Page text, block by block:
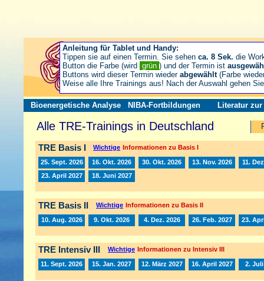
Bioenergetische Analyse NIBA-Fortbildungen Literatur zur
Alle TRE-Trainings in Deutschland
TRE Basis I Wichtige Informationen zu Basis I
25. Sept. 2026 16. Okt. 2026 30. Okt. 2026 13. Nov. 2026
11.
23. April 2027
18. Juni 2027
TRE Basis II Wichtige Informationen zu Basis II
10. Aug. 2026 9. Okt. 2026 4. Dez. 2026 26. Feb. 2027 23.
TRE Intensiv III Wichtige Informationen zu Intensiv III
11. Sept. 2026 15. Jan. 2027 12. März 2027 16. April 2027 2. Juli
Anleitung für Tablet und Handy:
Tippen sie auf einen Termin. Sie sehen ca. 8 Sek. die
Button die Farbe (wird grün ) und der Termin ist
Buttons wird dieser Termin wieder abgewählt(Farbe
Weise alle Ihre Trainings aus! Nach der Auswahl gehen